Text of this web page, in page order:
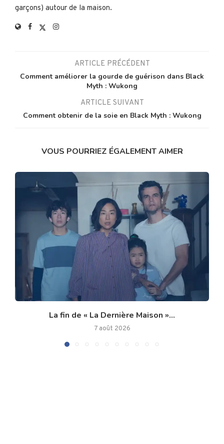
garçons) autour de la maison.
ARTICLE PRÉCÉDENT
Comment améliorer la gourde de guérison dans Black
Myth : Wukong
ARTICLE SUIVANT
Comment obtenir de la soie en Black Myth : Wukong
VOUS POURRIEZ ÉGALEMENT AIMER
La fin de « La Dernière Maison »...
7 août 2026